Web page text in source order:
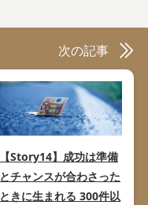
次の記事
【Story14】成功は準備
とチャンスが合わさった
ときに生まれる 300件以